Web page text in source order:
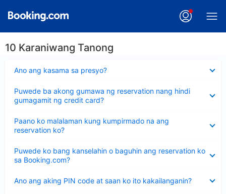
10 Karaniwang Tanong
Ano ang kasama sa presyo?
ang
Puwede ba akong gumawa ng reservation nang hindi
gumagamit ng credit card?
ang
sagot
Paano ko malalaman kung kumpirmado na ang
reservation ko?
ang
sagot
Puwede ko bang kanselahin o baguhin ang reservation ko
sa Booking.com?
ang
sagot
Ano ang aking PIN code at saan ko ito kakailanganin?
ang